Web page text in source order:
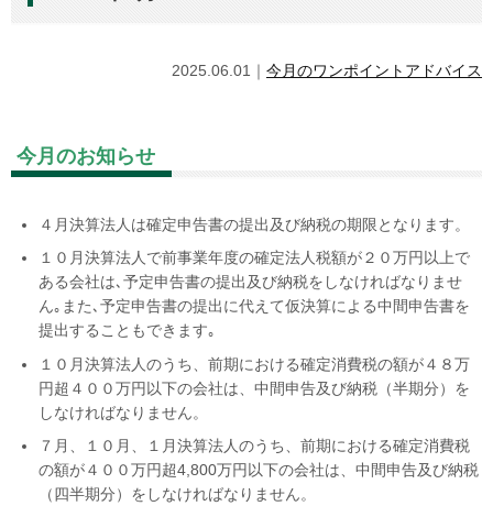
2025.06.01｜ 今月のワンポイントアドバイス
今月のお知らせ
４月決算法人は確定申告書の提出及び納税の期限となります。
１０月決算法人で前事業年度の確定法人税額が２０万円以上で
ある会社は､予定申告書の提出及び納税をしなければなりませ
ん｡また､予定申告書の提出に代えて仮決算による中間申告書を
提出することもできます｡
１０月決算法人のうち、前期における確定消費税の額が４８万
円超４００万円以下の会社は、中間申告及び納税（半期分）を
しなければなりません。
７月、１０月、１月決算法人のうち、前期における確定消費税
の額が４００万円超4,800万円以下の会社は、中間申告及び納税
（四半期分）をしなければなりません。